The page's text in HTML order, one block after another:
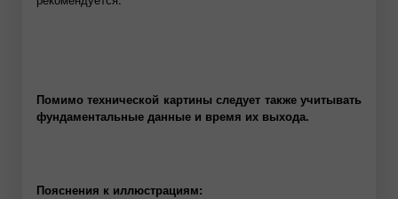
Помимо технической картины следует также учитывать
фундаментальные данные и время их выхода.
Пояснения к иллюстрациям: